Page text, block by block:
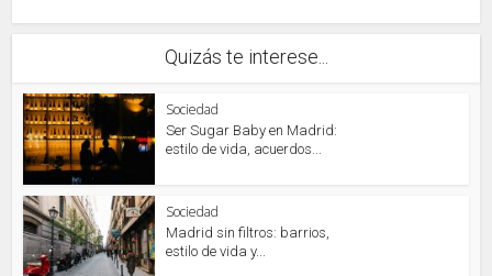
Quizás te interese...
Sociedad
Ser Sugar Baby en Madrid:
estilo de vida, acuerdos...
Sociedad
Madrid sin filtros: barrios,
estilo de vida y...